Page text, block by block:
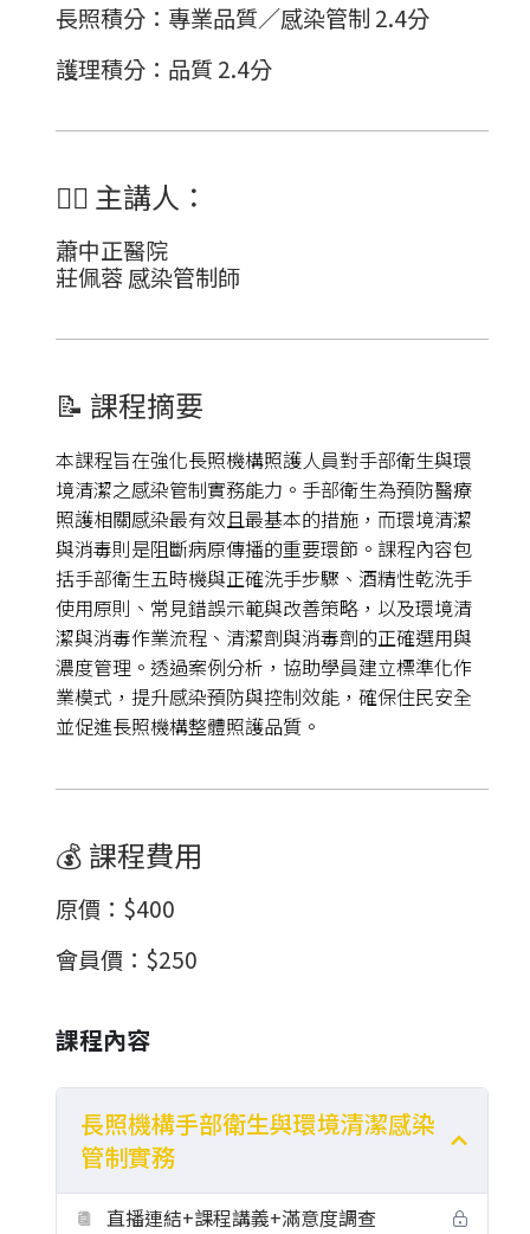
長照積分：專業品質／感染管制 2.4分
護理積分：品質 2.4分
👩‍⚕️ 主講人：
蕭中正醫院
莊佩蓉 感染管制師
📝 課程摘要
本課程旨在強化長照機構照護人員對手部衛生與環
境清潔之感染管制實務能力。手部衛生為預防醫療
照護相關感染最有效且最基本的措施，而環境清潔
與消毒則是阻斷病原傳播的重要環節。課程內容包
括手部衛生五時機與正確洗手步驟、酒精性乾洗手
使用原則、常見錯誤示範與改善策略，以及環境清
潔與消毒作業流程、清潔劑與消毒劑的正確選用與
濃度管理。透過案例分析，協助學員建立標準化作
業模式，提升感染預防與控制效能，確保住民安全
並促進長照機構整體照護品質。
💰 課程費用
原價： $400
會員價： $250
課程內容
長照機構手部衛生與環境清潔感染
管制實務
直播連結+課程講義+滿意度調查